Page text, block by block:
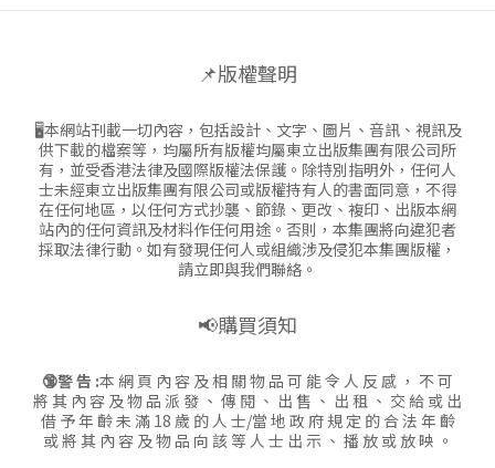
📌版權聲明
🖥本網站刊載一切內容，包括設計、文字、圖片、音訊、視訊及
供下載的檔案等，均屬所有版權均屬東立出版集團有限公司所
有，並受香港法律及國際版權法保護。除特別指明外，任何人
士未經東立出版集團有限公司或版權持有人的書面同意，不得
在任何地區，以任何方式抄襲、節錄、更改、複印、出版本網
站內的任何資訊及材料作任何用途。否則，本集團將向違犯者
採取法律行動。如有發現任何人或組織涉及侵犯本集團版權，
請立即與我們聯絡。
📢購買須知
🔞警 告 :本 網 頁 內 容 及 相 關 物 品 可 能 令 人 反 感 ， 不 可
將 其 內 容 及 物 品 派 發 、 傳 閱 、 出 售 、 出 租 、 交 給 或 出
借 予 年 齡 未 滿 18 歲 的 人 士/當 地 政 府 規 定 的 合 法 年 齡
或 將 其 內 容 及 物 品 向 該 等 人 士 出 示 、 播 放 或 放 映 。